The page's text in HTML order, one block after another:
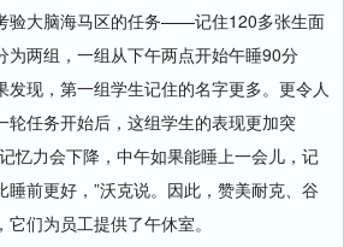
验大脑海马区的任务——记住120多张生面
为两组，一组从下午两点开始午睡90分
发现，第一组学生记住的名字更多。更令人
轮任务开始后，这组学生的表现更加突
忆力会下降，中午如果能睡上一会儿，记
睡前更好，”沃克说。因此，赞美耐克、谷
们为员工提供了午休室。